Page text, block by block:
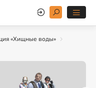
«Хищные воды»